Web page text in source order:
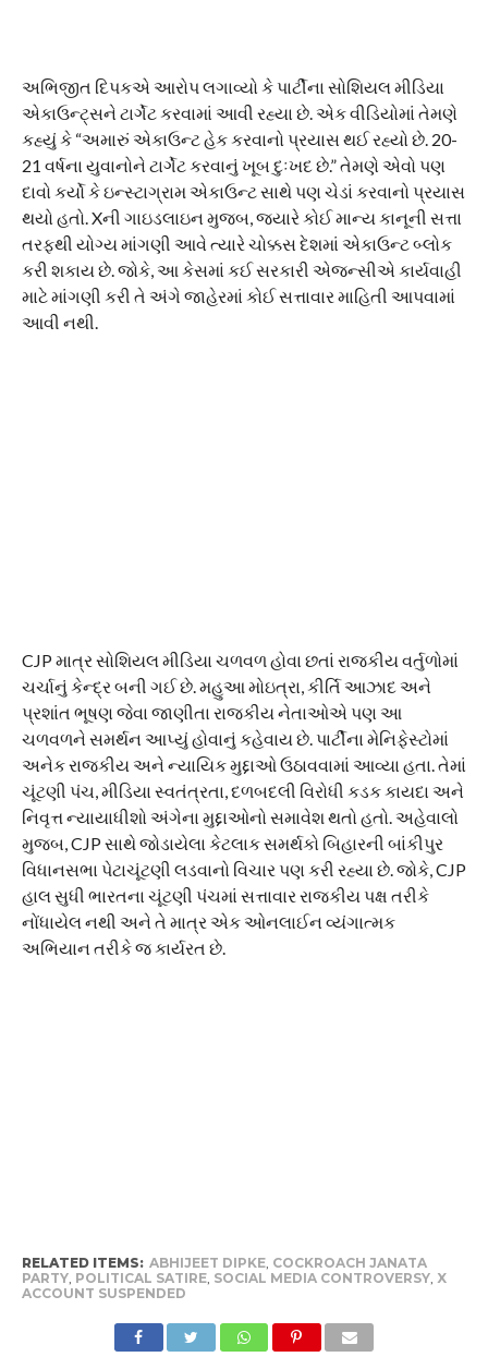
અભિજીત દિપકએ આરોપ લગાવ્યો કે પાર્ટીના સોશિયલ મીડિયા
એકાઉન્ટ્સને ટાર્ગેટ કરવામાં આવી રહ્યા છે. એક વીડિયોમાં તેમણે
કહ્યું કે “અમારું એકાઉન્ટ હેક કરવાનો પ્રયાસ થઈ રહ્યો છે. 20-
21 વર્ષના યુવાનોને ટાર્ગેટ કરવાનું ખૂબ દુઃખદ છે.” તેમણે એવો પણ
દાવો કર્યો કે ઇન્સ્ટાગ્રામ એકાઉન્ટ સાથે પણ ચેડાં કરવાનો પ્રયાસ
થયો હતો. Xની ગાઇડલાઇન મુજબ, જ્યારે કોઈ માન્ય કાનૂની સત્તા
તરફથી યોગ્ય માંગણી આવે ત્યારે ચોક્કસ દેશમાં એકાઉન્ટ બ્લોક
કરી શકાય છે. જોકે, આ કેસમાં કઈ સરકારી એજન્સીએ કાર્યવાહી
માટે માંગણી કરી તે અંગે જાહેરમાં કોઈ સત્તાવાર માહિતી આપવામાં
આવી નથી.
CJP માત્ર સોશિયલ મીડિયા ચળવળ હોવા છતાં રાજકીય વર્તુળોમાં
ચર્ચાનું કેન્દ્ર બની ગઈ છે. મહુઆ મોઇત્રા, કીર્તિ આઝાદ અને
પ્રશાંત ભૂષણ જેવા જાણીતા રાજકીય નેતાઓએ પણ આ
ચળવળને સમર્થન આપ્યું હોવાનું કહેવાય છે. પાર્ટીના મેનિફેસ્ટોમાં
અનેક રાજકીય અને ન્યાયિક મુદ્દાઓ ઉઠાવવામાં આવ્યા હતા. તેમાં
ચૂંટણી પંચ, મીડિયા સ્વતંત્રતા, દળબદલી વિરોધી કડક કાયદા અને
નિવૃત્ત ન્યાયાધીશો અંગેના મુદ્દાઓનો સમાવેશ થતો હતો. અહેવાલો
મુજબ, CJP સાથે જોડાયેલા કેટલાક સમર્થકો બિહારની બાંકીપુર
વિધાનસભા પેટાચૂંટણી લડવાનો વિચાર પણ કરી રહ્યા છે. જોકે, CJP
હાલ સુધી ભારતના ચૂંટણી પંચમાં સત્તાવાર રાજકીય પક્ષ તરીકે
નોંધાયેલ નથી અને તે માત્ર એક ઓનલાઈન વ્યંગાત્મક
અભિયાન તરીકે જ કાર્યરત છે.
RELATED ITEMS: ABHIJEET DIPKE, COCKROACH JANATA
PARTY, POLITICAL SATIRE, SOCIAL MEDIA CONTROVERSY, X
ACCOUNT SUSPENDED